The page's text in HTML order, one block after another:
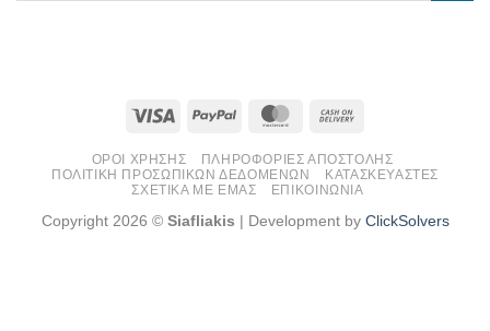
Visa PayPal MasterCard
Delivery
ΌΡΟΙ ΧΡΉΣΗΣ
ΠΛΗΡΟΦΟΡΊΕΣ ΑΠΟΣΤΟΛΉΣ
ΠΟΛΙΤΙΚΉ ΠΡΟΣΩΠΙΚΏΝ ΔΕΔΟΜΈΝΩΝ
ΚΑΤΑΣΚΕΥΑΣΤΈΣ
ΣΧΕΤΙΚΆ ΜΕ ΕΜΆΣ
ΕΠΙΚΟΙΝΩΝΊΑ
Copyright 2026 © Siafliakis | Development by ClickSolvers